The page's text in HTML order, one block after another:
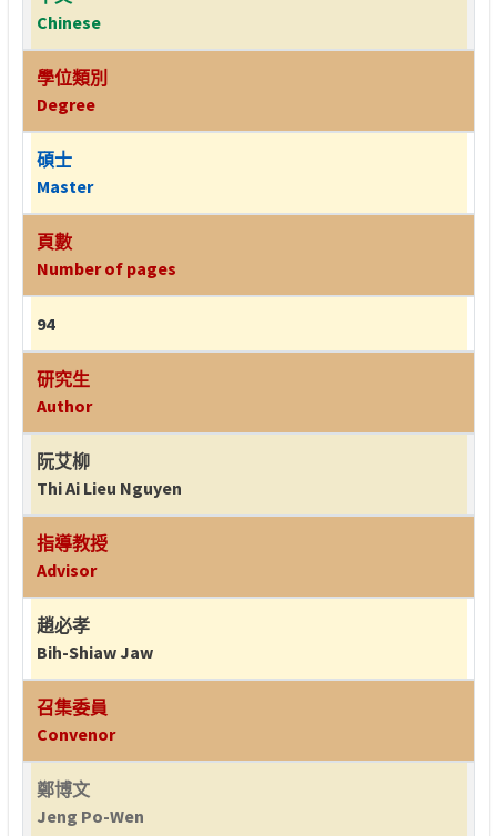
Chinese
學位類別
Degree
碩士
Master
頁數
Number of pages
94
研究生
Author
阮艾柳
Thi Ai Lieu Nguyen
指導教授
Advisor
趙必孝
Bih-Shiaw Jaw
召集委員
Convenor
鄭博文
Jeng Po-Wen